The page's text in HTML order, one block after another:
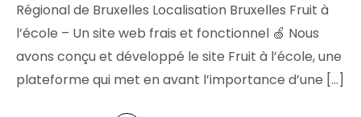
Régional de Bruxelles Localisation Bruxelles Fruit à
l’école – Un site web frais et fonctionnel 🍏 Nous
avons conçu et développé le site Fruit à l’école, une
plateforme qui met en avant l’importance d’une […]